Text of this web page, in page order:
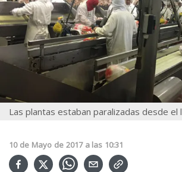
Las plantas estaban paralizadas desde el
10 de Mayo de 2017 a las 10:31